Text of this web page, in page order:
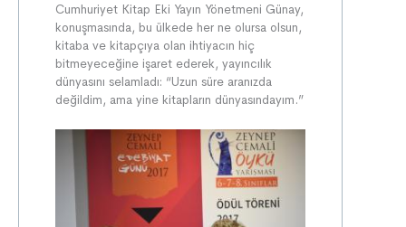
Cumhuriyet Kitap Eki Yayın Yönetmeni Günay,
konuşmasında, bu ülkede her ne olursa olsun,
kitaba ve kitapçıya olan ihtiyacın hiç
bitmeyeceğine işaret ederek, yayıncılık
dünyasını selamladı: “Uzun süre aranızda
değildim, ama yine kitapların dünyasındayım.”